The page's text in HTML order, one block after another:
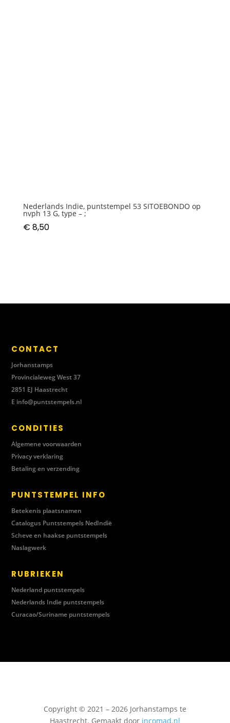
Nederlands Indie, puntstempel 53 SITOEBONDO op
nvph 13 G, type – ;
€ 8,50
CONTACT
Jorhanstamps
Provincialeweg West 37
2851 EJ Haastrecht
E info@puntstempels.nl
CONDITIES
Algemene voorwaarden
Privacy verklaring
Betaling en verzending
PUNTSTEMPEL INFO
Betekenis plaatsnamen
Catalogus Puntstempels NedIndië
Scheve en haakse puntstempels
Naslagwerk
RUBRIEKEN
Nederland puntstempels
Nederlands Indie puntstempels
Curacao/Suriname puntstempels
Copyright © 2021 – 2026 Jorhanstamps te
Haastrecht. Gemaakt door incomad.nl